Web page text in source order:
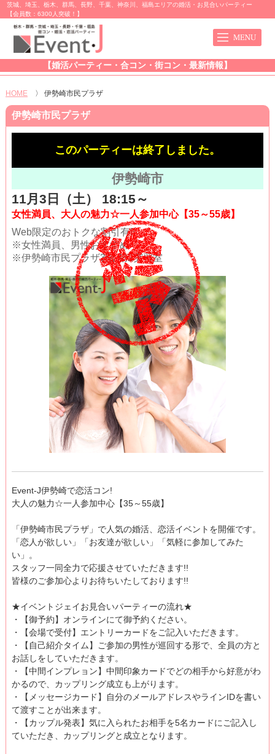
茨城、埼玉、栃木、群馬、長野、千葉、神奈川、福島エリアの婚活・お見合いパーティー
【会員数：6300人突破！】
【婚活パーティー・合コン・街コン・最新情報】
HOME 〉 伊勢崎市民プラザ
伊勢崎市民プラザ
このパーティーは終了しました。
伊勢崎市
11月3日（土） 18:15～
女性満員、大人の魅力☆一人参加中心【35～55歳】
Web限定のおトクな割引有!!
※女性満員、男性おすすめ
※伊勢崎市民プラザ3階 第2実習室
Event-J伊勢崎で恋活コン!
大人の魅力☆一人参加中心【35～55歳】
「伊勢崎市民プラザ」で人気の婚活、恋活イベントを開催です。
「恋人が欲しい」「お友達が欲しい」「気軽に参加してみた
い」。
スタッフ一同全力で応援させていただきます!!
皆様のご参加心よりお待ちいたしております!!
★イベントジェイお見合いパーティーの流れ★
・【御予約】オンラインにて御予約ください。
・【会場で受付】エントリーカードをご記入いただきます。
・【自己紹介タイム】ご参加の男性が巡回する形で、全員の方と
お話しをしていただきます。
・【中間インプレョン】中間印象カードでどの相手から好意がわ
かるので、カップリング成立も上がります。
・【メッセージカード】自分のメールアドレスやラインIDを書い
て渡すことが出来ます。
・【カップル発表】気に入られたお相手を5名カードにご記入し
ていただき、カップリングと成立となります。